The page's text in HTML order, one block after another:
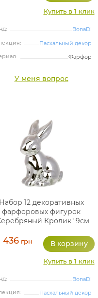
Купить в 1 клик
BonaDi
Пасхальный декор
Фарфор
У меня вопрос
Набор 12 декоративных
фарфоровых фигурок
Кролик" 9см
436грн
Купить в 1 клик
BonaDi
Пасхальный декор